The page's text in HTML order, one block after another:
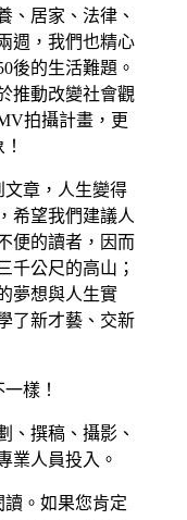
、居家、法律、
週，我們也精心
後的生活難題。
推動改變社會觀
拍攝計畫，更
文章，人生變得
希望我們建議人
便的讀者，因而
千公尺的高山；
夢想與人生實
了新才藝、交新
樣！
、撰稿、攝影、
業人員投入。
。如果您肯定